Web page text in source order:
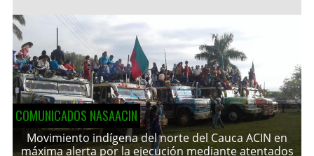
COMUNICADOS NASAACIN
Movimiento indígena del norte del Cauca ACIN en
máxima alerta por la ejecución mediante atentados